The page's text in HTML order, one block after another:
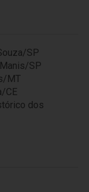
SP
SP
MT
CE
dos